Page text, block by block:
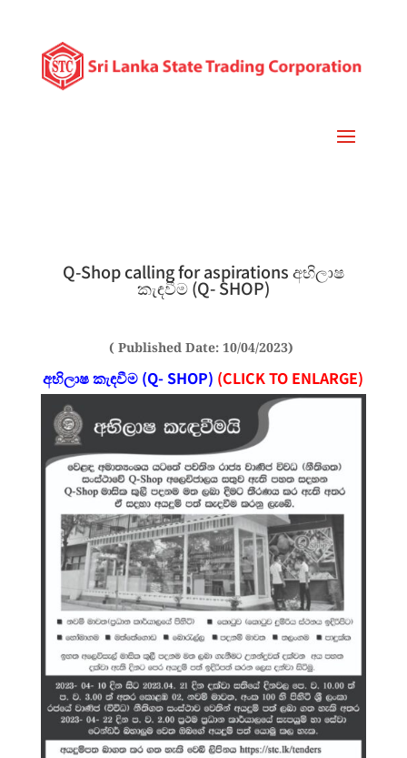
Q-Shop calling for aspirations අභිලාෂ
කැඳවීම (Q- SHOP)
( Published Date: 10/04/2023)
අභිලාෂ කැඳවීම (Q- SHOP) (CLICK TO ENLARGE)